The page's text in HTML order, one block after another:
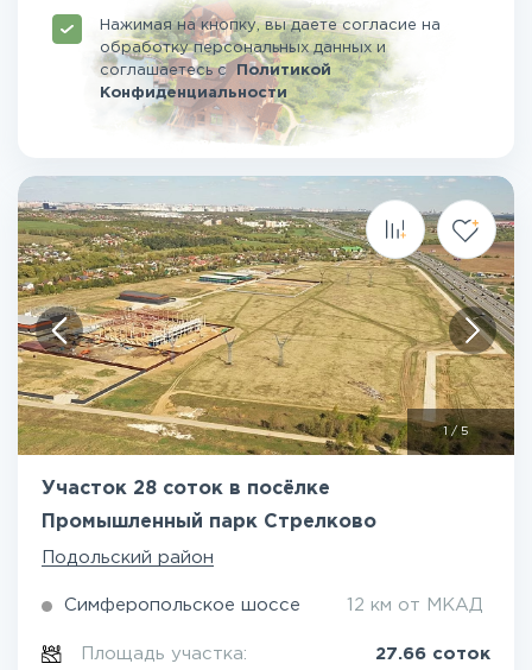
Нажимая на кнопку, вы даете согласие на
обработку персональных данных и
соглашаетесьсПолитикой
Конфиденциальности
1 / 5
Участок 28 соток в посёлке
Промышленный парк Стрелково
Подольский район
Симферопольское шоссе 12 км от МКАД
Площадь участка: 27.66 соток